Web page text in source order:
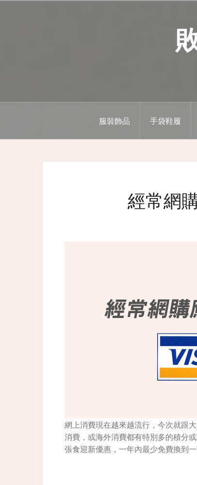
服裝飾品 手袋鞋履
經常網
網上消費現在越來越流行，今次就跟
消費，或海外消費都有特別多的積分
張食迎新優惠，一年內最少免費換到